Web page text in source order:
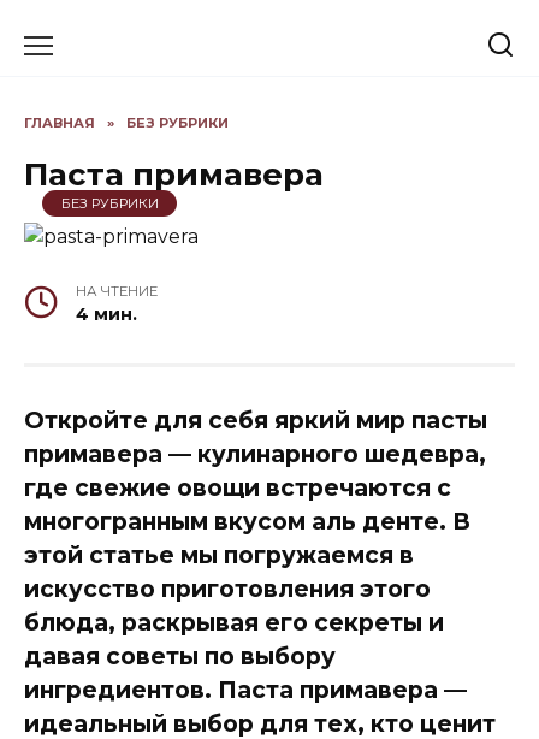
ГЛАВНАЯ » БЕЗ РУБРИКИ
Паста примавера
БЕЗ РУБРИКИ
НА ЧТЕНИЕ
4 мин.
Откройте для себя яркий мир пасты
примавера — кулинарного шедевра,
где свежие овощи встречаются с
многогранным вкусом аль денте. В
этой статье мы погружаемся в
искусство приготовления этого
блюда, раскрывая его секреты и
давая советы по выбору
ингредиентов. Паста примавера —
идеальный выбор для тех, кто ценит